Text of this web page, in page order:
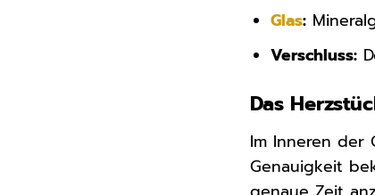
Glas:
Verschluss:
Das
Im Inneren der
Genauigkeit